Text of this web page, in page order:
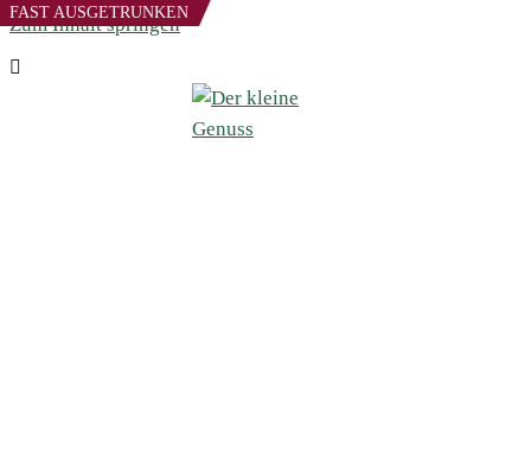
Zum Inhalt springen
FAST AUSGETRUNKEN